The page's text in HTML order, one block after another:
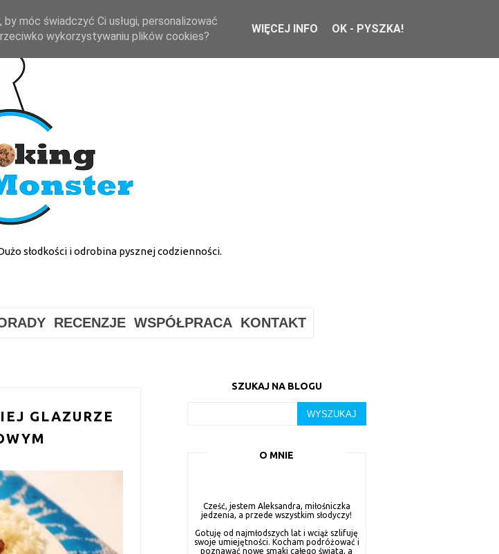
słodkości i odrobina pysznej codzienności.
RECENZJE WSPÓŁPRACA KONTAKT
GLAZURZE
SZUKAJ NA BLOGU
O MNIE
Cześć, jestem Aleksandra, miłośniczka
jedzenia, a przede wszystkim słodyczy!
Gotuję od najmłodszych lat i wciąż szlifuję
swoje umiejętności. Kocham podróżować i
poznawać nowe smaki całego świata, a
móc świadczyć Ci usługi, personalizować
wykorzystywaniu plików cookies?
WIĘCEJ INFO OK - PYSZKA!